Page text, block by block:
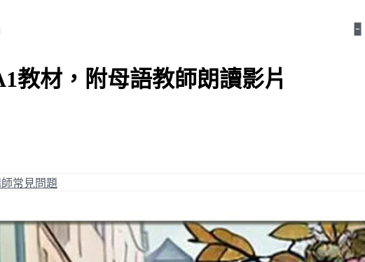
🁢
教材，附母語教師朗讀影片
常見問題